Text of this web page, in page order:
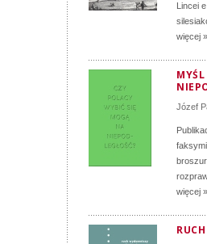
Lincei
więcej »
Józef
więcej »